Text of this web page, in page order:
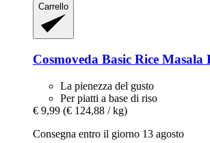
Carrello
Cosmoveda Basic Rice Masala
La pienezza del gusto
Per piatti a base di riso
€ 9,99 (€ 124,88 / kg)
Consegna entro il giorno 13 agosto